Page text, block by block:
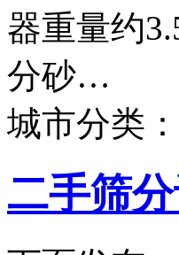
器重量约
分砂…
城市分类：
二手筛